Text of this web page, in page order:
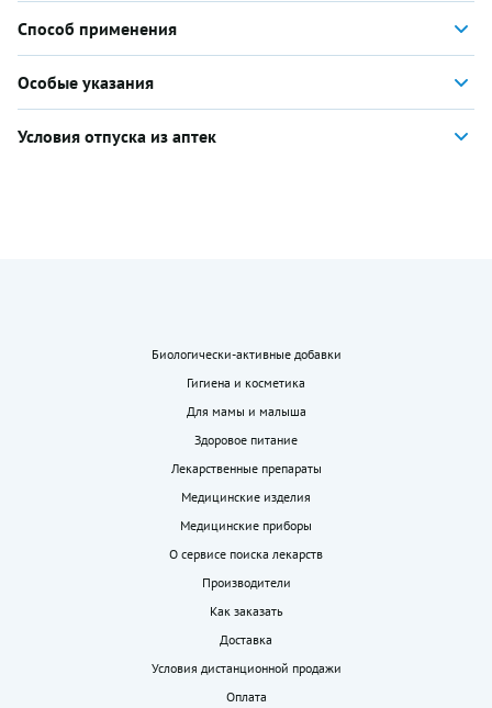
Способ применения
Особые указания
Условия отпуска из аптек
Биологически-активные добавки
Гигиена и косметика
Для мамы и малыша
Здоровое питание
Лекарственные препараты
Медицинские изделия
Медицинские приборы
О сервисе поиска лекарств
Производители
Как заказать
Доставка
Условия дистанционной продажи
Оплата